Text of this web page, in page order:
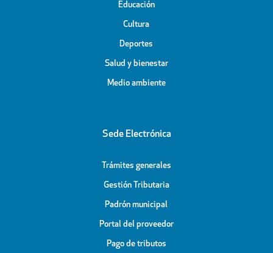
Educación
Cultura
Deportes
Salud y bienestar
Medio ambiente
Sede Electrónica
Trámites generales
Gestión Tributaria
Padrón municipal
Portal del proveedor
Pago de tributos